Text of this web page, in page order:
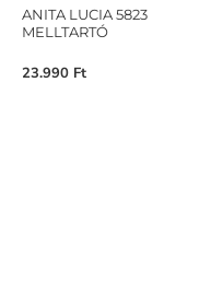
ANITA LUCIA 5823
MELLTARTÓ
23.990 Ft